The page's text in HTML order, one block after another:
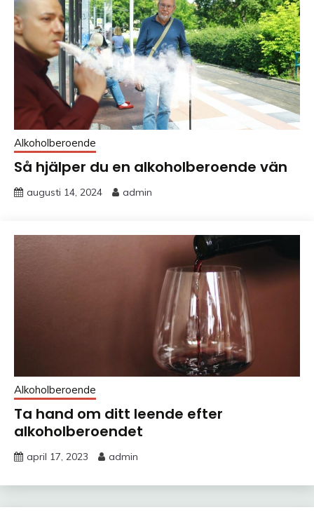
Alkoholberoende
Så hjälper du en alkoholberoende vän
augusti 14, 2024 admin
Alkoholberoende
Ta hand om ditt leende efter
alkoholberoendet
april 17, 2023 admin